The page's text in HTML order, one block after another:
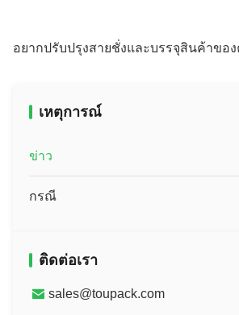
อยากปรับปรุงสายชั่งและบรรจุสินค้าขอ
เหตุการณ์
ข่าว
กรณี
ติดต่อเรา
sales@toupack.com